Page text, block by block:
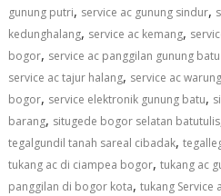
gunung putri, service ac gunung sindur,
kedunghalang, service ac kemang,
bogor, service ac panggilan gunung
service ac tajur halang, service ac
bogor, service elektronik gunung batu,
barang, situgede bogor selatan batutulis
tegalgundil tanah sareal cibadak,
tukang ac di ciampea bogor,tukang ac
panggilan di bogor kota,tukang Service